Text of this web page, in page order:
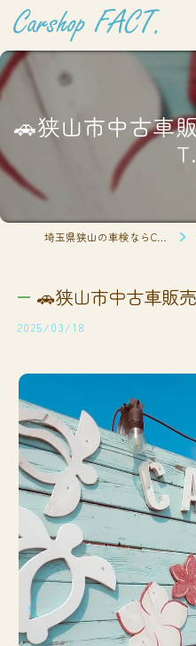
🚗狭山市中古車
🚗狭山市中古車販
2025/03/18